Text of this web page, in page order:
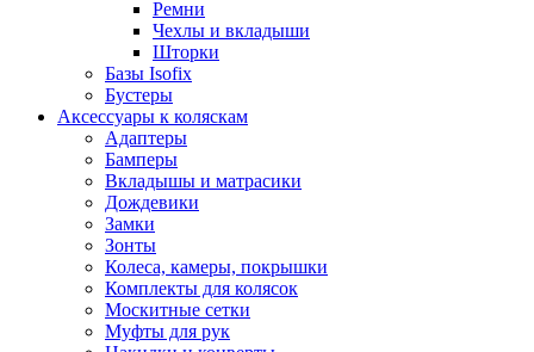
Ремни
Чехлы и вкладыши
Шторки
Базы Isofix
Бустеры
Аксессуары к коляскам
Адаптеры
Бамперы
Вкладышы и матрасики
Дождевики
Замки
Зонты
Колеса, камеры, покрышки
Комплекты для колясок
Москитные сетки
Муфты для рук